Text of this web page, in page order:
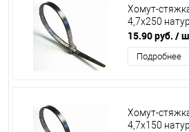
Хомут-
4,7х250
15.90 руб. /
Подробнее
Хомут-
4,7х150